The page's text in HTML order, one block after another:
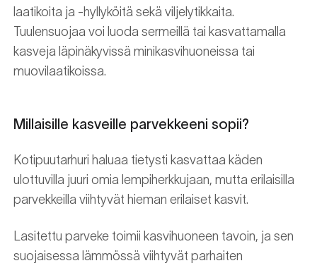
laatikoita ja -hyllyköitä sekä viljelytikkaita.
Tuulensuojaa voi luoda sermeillä tai kasvattamalla
kasveja läpinäkyvissä minikasvihuoneissa tai
muovilaatikoissa.
Millaisille kasveille parvekkeeni sopii?
Kotipuutarhuri haluaa tietysti kasvattaa käden
ulottuvilla juuri omia lempiherkkujaan, mutta erilaisilla
parvekkeilla viihtyvät hieman erilaiset kasvit.
Lasitettu parveke toimii kasvihuoneen tavoin, ja sen
suojaisessa lämmössä viihtyvät parhaiten